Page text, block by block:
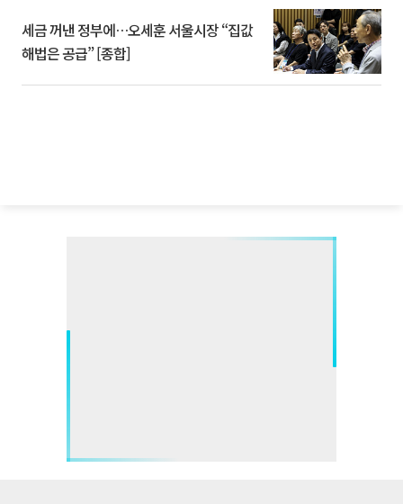
세금 꺼낸 정부에…오세훈 서울시장 “집값
해법은 공급” [종합]